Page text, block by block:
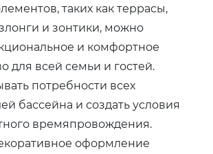
таких как террасы,
и зонтики, можно
и комфортное
для всей семьи и гостей.
потребности всех
бассейна и создать условия
времяпровождения.
оформление